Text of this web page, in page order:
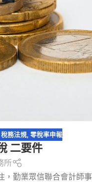
稅務法規, 零稅率申報
二要件
所
，勤業眾信聯合會計師事